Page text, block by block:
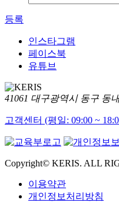
등록
인스타그램
페이스북
유튜브
41061 대구광역시 동구 동
고객센터 (평일: 09:00 ~
Copyright© KERIS. ALL
이용약관
개인정보처리방침